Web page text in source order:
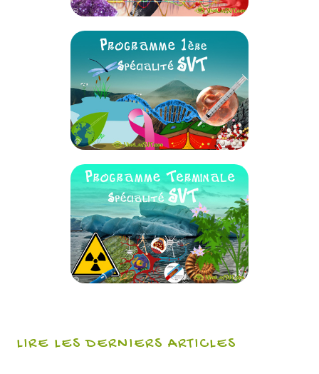
LIRE LES DERNIERS ARTICLES